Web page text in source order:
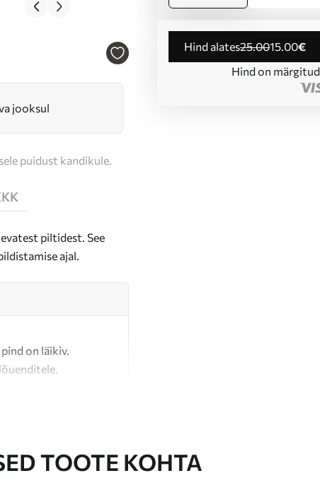
Hind alates25.0015.00€
Hind on märgitud
jooksul
puidust kandikule.
piltidest. See
ajal.
on läikiv.
TOOTE KOHTA